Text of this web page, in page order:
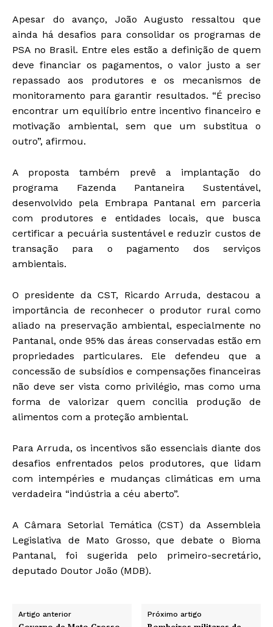
Apesar do avanço, João Augusto ressaltou que
ainda há desafios para consolidar os programas de
PSA no Brasil. Entre eles estão a definição de quem
deve financiar os pagamentos, o valor justo a ser
repassado aos produtores e os mecanismos de
monitoramento para garantir resultados. “É preciso
encontrar um equilíbrio entre incentivo financeiro e
motivação ambiental, sem que um substitua o
outro”, afirmou.
A proposta também prevê a implantação do
programa Fazenda Pantaneira Sustentável,
desenvolvido pela Embrapa Pantanal em parceria
com produtores e entidades locais, que busca
certificar a pecuária sustentável e reduzir custos de
transação para o pagamento dos serviços
ambientais.
O presidente da CST, Ricardo Arruda, destacou a
importância de reconhecer o produtor rural como
aliado na preservação ambiental, especialmente no
Pantanal, onde 95% das áreas conservadas estão em
propriedades particulares. Ele defendeu que a
concessão de subsídios e compensações financeiras
não deve ser vista como privilégio, mas como uma
forma de valorizar quem concilia produção de
alimentos com a proteção ambiental.
Para Arruda, os incentivos são essenciais diante dos
desafios enfrentados pelos produtores, que lidam
com intempéries e mudanças climáticas em uma
verdadeira “indústria a céu aberto”.
A Câmara Setorial Temática (CST) da Assembleia
Legislativa de Mato Grosso, que debate o Bioma
Pantanal, foi sugerida pelo primeiro-secretário,
deputado Doutor João (MDB).
Artigo anterior Próximo artigo